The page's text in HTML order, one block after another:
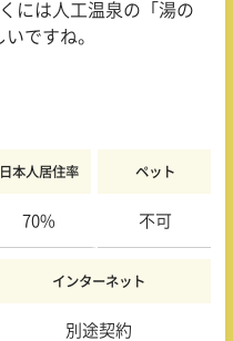
には人工温泉の「湯の
ですね。
日本人居住率 ペット
70% 不可
インターネット
別途契約